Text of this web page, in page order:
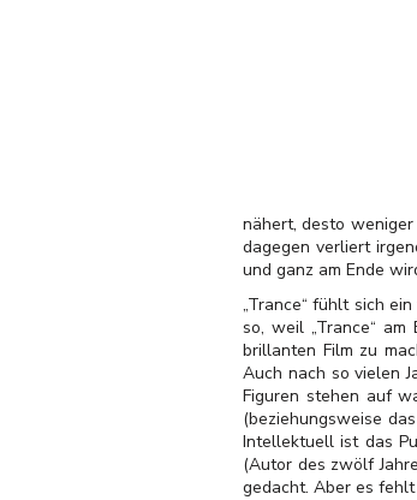
nähert, desto weniger
dagegen verliert
und ganz am Ende
„Trance“ fühlt sich
so, weil „Trance“
brillanten Film zu
Auch nach so vielen
Figuren stehen auf
(beziehungsweise
Intellektuell ist das
(Autor des zwölf
gedacht. Aber es